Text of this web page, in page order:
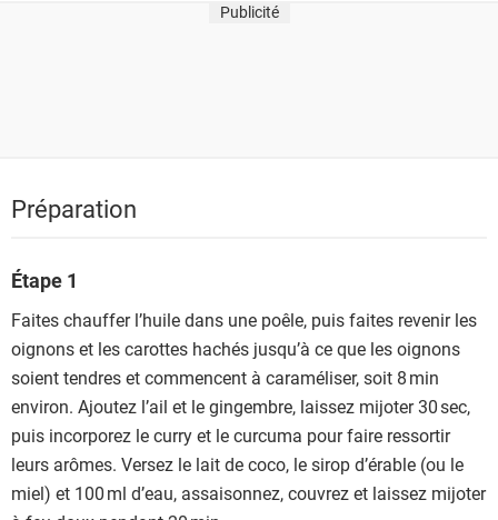
Publicité
Préparation
Étape 1
Faites chauffer l’huile dans une poêle, puis faites revenir les
oignons et les carottes hachés jusqu’à ce que les oignons
soient tendres et commencent à caraméliser, soit 8 min
environ. Ajoutez l’ail et le gingembre, laissez mijoter 30 sec,
puis incorporez le curry et le curcuma pour faire ressortir
leurs arômes. Versez le lait de coco, le sirop d’érable (ou le
miel) et 100 ml d’eau, assaisonnez, couvrez et laissez mijoter